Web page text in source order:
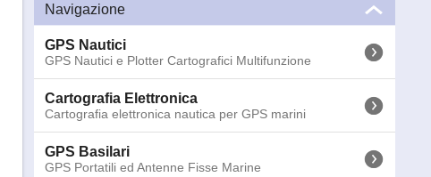
News
Glossario
VHF
VHF Marini Portatili e Fissi
EPIRB
EPIRB GME Radio Boe di Emergenza COSPAS-
SARSAT
AIS
AIS (Automatic Identification System) Ricevitori e
Transponder
Navigazione
GPS Nautici
GPS Nautici e Plotter Cartografici Multifunzione
Cartografia Elettronica
Cartografia elettronica nautica per GPS marini
GPS Basilari
GPS Portatili ed Antenne Fisse Marine